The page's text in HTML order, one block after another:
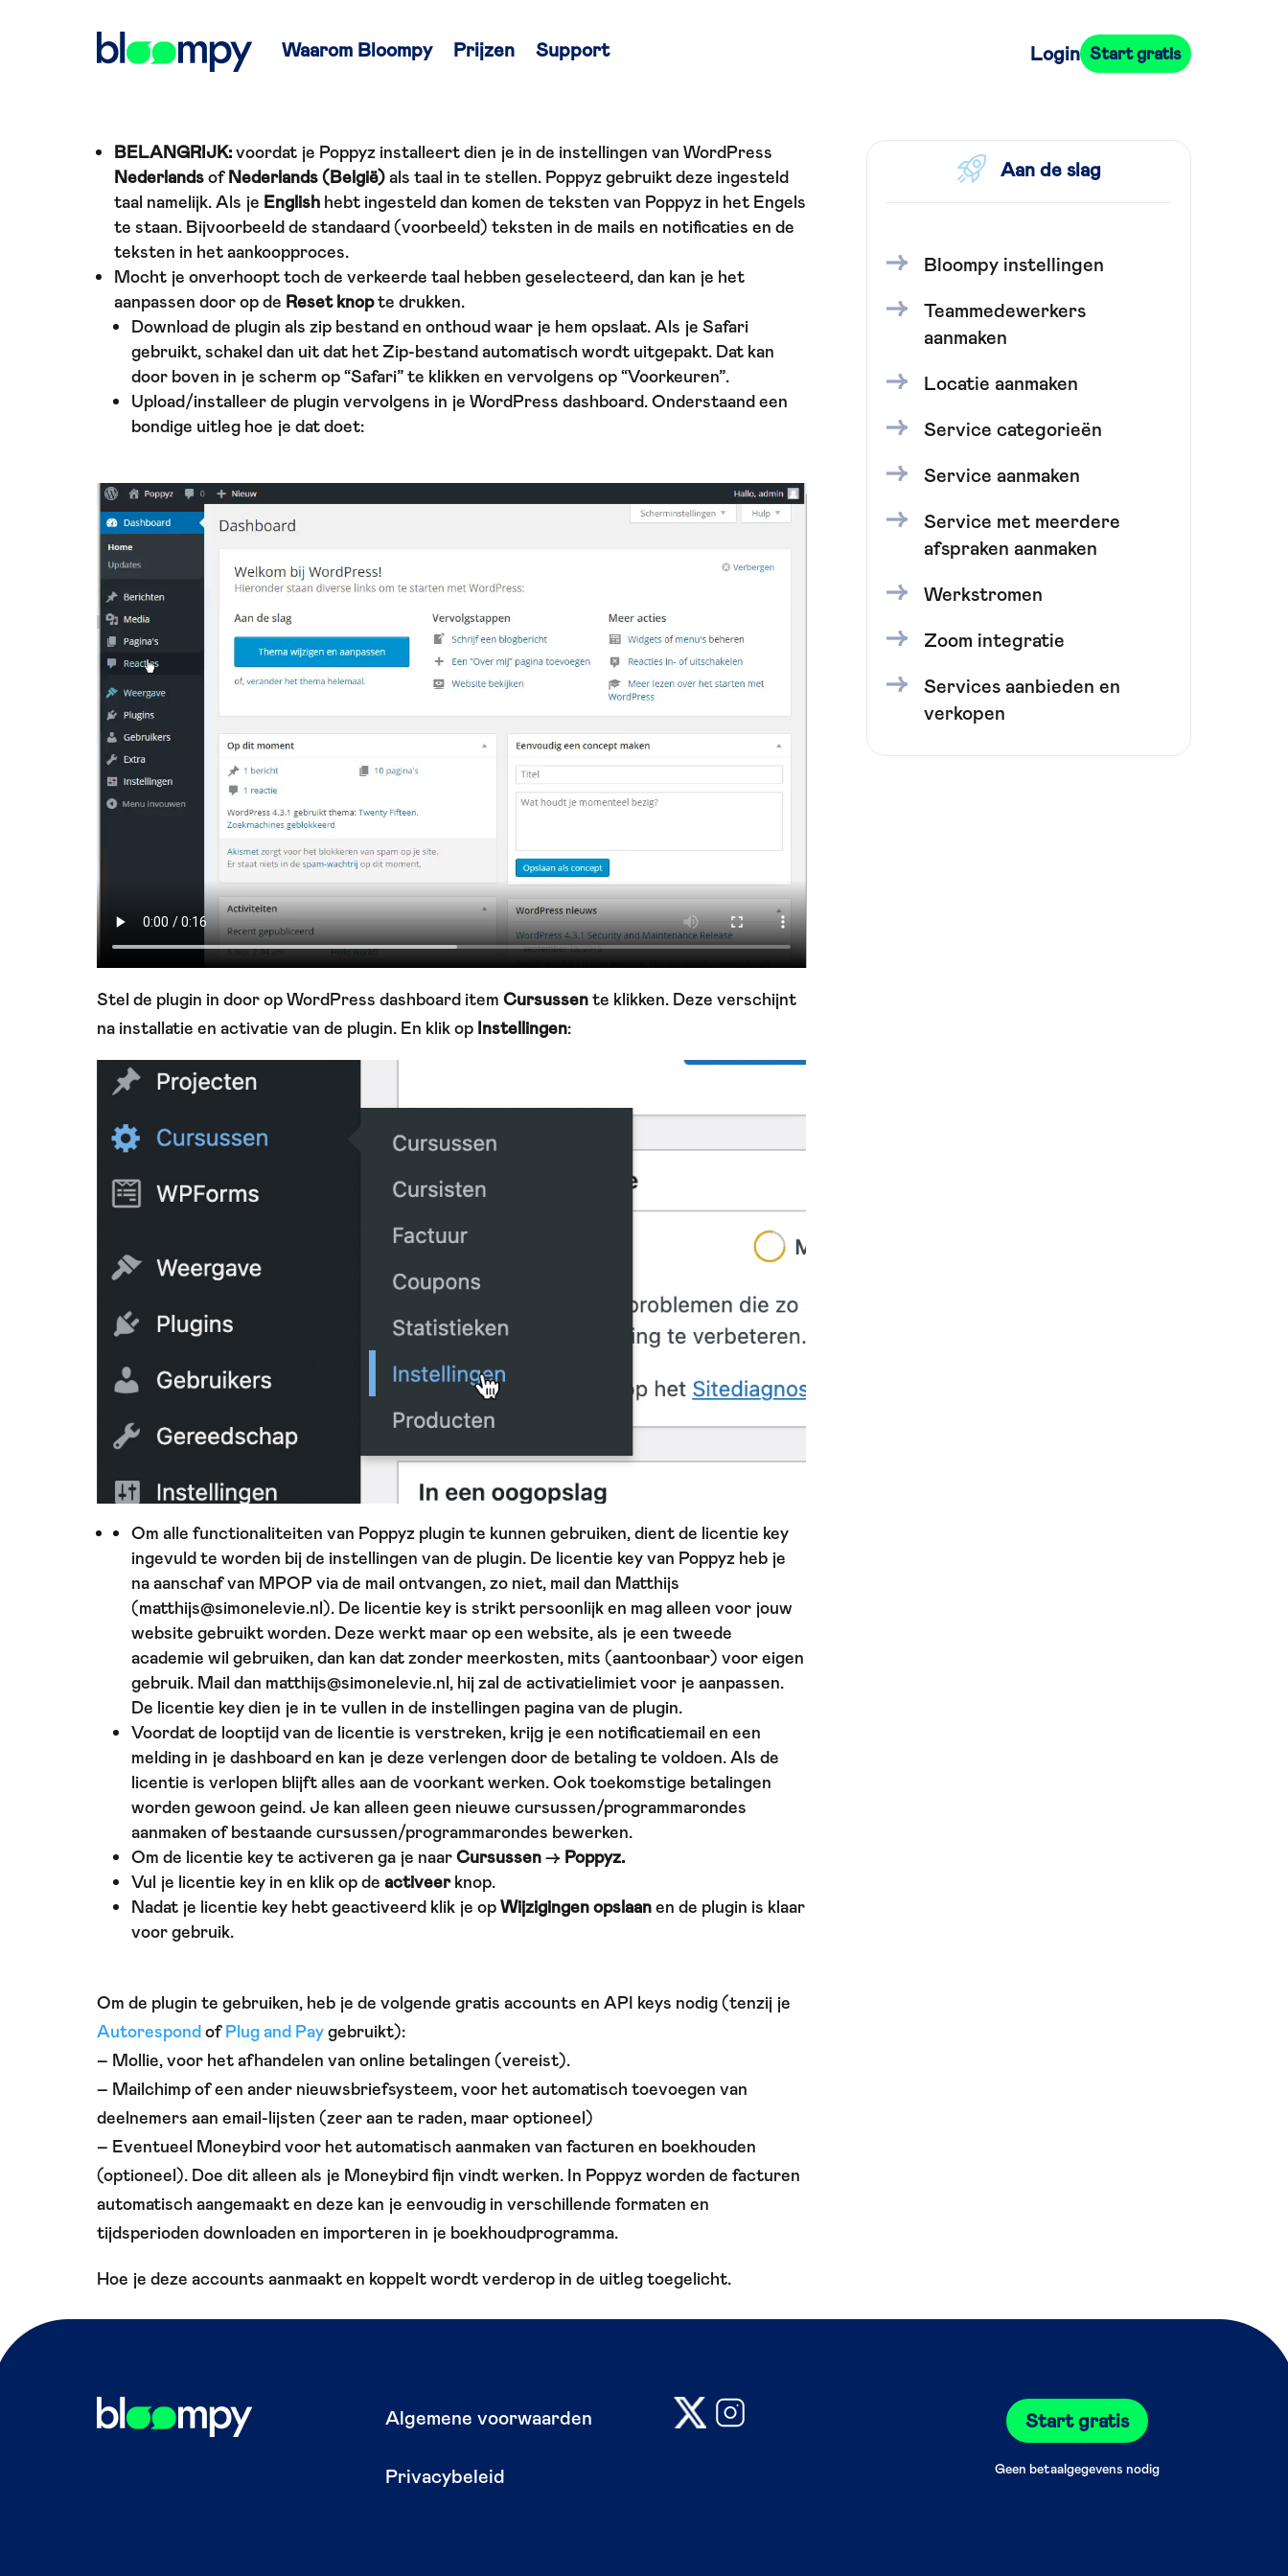
Waarom Bloompy Prijzen Support Start gratis
Login
BELANGRIJK:voordat je Poppyz installeert dien je in de instellingen van WordPress
NederlandsofNederlands (België)als taal in te stellen. Poppyz gebruikt deze ingesteld
taal namelijk. Als je Englishhebt ingesteld dan komen de teksten van Poppyz in het Engels
te staan. Bijvoorbeeld de standaard (voorbeeld) teksten in de mails en notificaties en de
teksten in het aankoopproces.
Mocht je onverhoopt toch de verkeerde taal hebben geselecteerd, dan kan je het
aanpassen door op de Reset knopte drukken.
Download de plugin als zip bestand en onthoud waar je hem opslaat. Als je Safari
gebruikt, schakel dan uit dat het Zip-bestand automatisch wordt uitgepakt. Dat kan
door boven in je scherm op “Safari” te klikken en vervolgens op “Voorkeuren”.
Upload/installeer de plugin vervolgens in je WordPress dashboard. Onderstaand een
bondige uitleg hoe je dat doet:
Stel de plugin in door op WordPress dashboard item Cursussente klikken. Deze verschijnt
na installatie en activatie van de plugin. En klik op Instellingen:
Om alle functionaliteiten van Poppyz plugin te kunnen gebruiken, dient de licentie key
ingevuld te worden bij de instellingen van de plugin. De licentie key van Poppyz heb je
na aanschaf van MPOP via de mail ontvangen, zo niet, mail dan Matthijs
(matthijs@simonelevie.nl). De licentie key is strikt persoonlijk en mag alleen voor jouw
website gebruikt worden. Deze werkt maar op een website, als je een tweede
academie wil gebruiken, dan kan dat zonder meerkosten, mits (aantoonbaar) voor eigen
gebruik. Mail dan matthijs@simonelevie.nl, hij zal de activatielimiet voor je aanpassen.
De licentie key dien je in te vullen in de instellingen pagina van de plugin.
Voordat de looptijd van de licentie is verstreken, krijg je een notificatiemail en een
melding in je dashboard en kan je deze verlengen door de betaling te voldoen. Als de
licentie is verlopen blijft alles aan de voorkant werken. Ook toekomstige betalingen
worden gewoon geind. Je kan alleen geen nieuwe cursussen/programmarondes
aanmaken of bestaande cursussen/programmarondes bewerken.
Om de licentie key te activeren ga je naarCursussen-> Poppyz.
Vul je licentie key in en klik op de activeerknop.
Nadat je licentie key hebt geactiveerd klik je opWijzigingen opslaanen de plugin is klaar
voor gebruik.
Om de plugin te gebruiken, heb je de volgende gratis accounts en API keys nodig (tenzij je
AutorespondofPlug and Paygebruikt):
– Mollie, voor het afhandelen van online betalingen (vereist).
– Mailchimp of een ander nieuwsbriefsysteem, voor het automatisch toevoegen van
deelnemers aan email-lijsten (zeer aan te raden, maar optioneel)
– Eventueel Moneybird voor het automatisch aanmaken van facturen en boekhouden
(optioneel). Doe dit alleen als je Moneybird fijn vindt werken. In Poppyz worden de facturen
automatisch aangemaakt en deze kan je eenvoudig in verschillende formaten en
tijdsperioden downloaden en importeren in je boekhoudprogramma.
Hoe je deze accounts aanmaakt en koppelt wordt verderop in de uitleg toegelicht.
Aan de slag
Bloompy instellingen
Teammedewerkers
aanmaken
Locatie aanmaken
Service categorieën
Service aanmaken
Service met meerdere
afspraken aanmaken
Werkstromen
Zoom integratie
Services aanbieden en
verkopen
Algemene voorwaarden
Privacybeleid
Start gratis
Geen betaalgegevens nodig